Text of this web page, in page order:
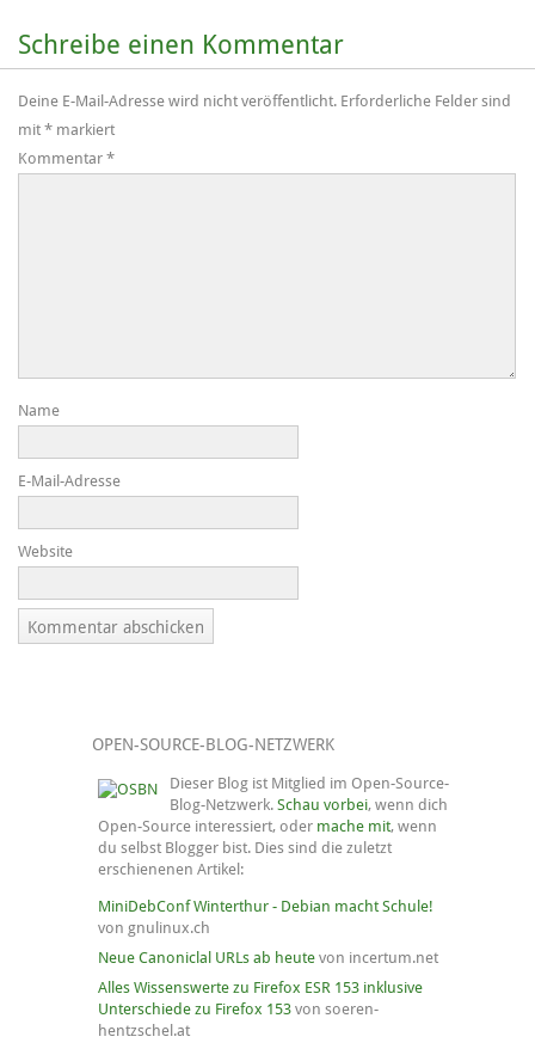
Schreibe einen Kommentar
Deine E-Mail-Adresse wird nicht veröffentlicht. Erforderliche Felder sind
mit * markiert
Kommentar *
Name
E-Mail-Adresse
Website
OPEN-SOURCE-BLOG-NETZWERK
Dieser Blog ist Mitglied im Open-Source-
Blog-Netzwerk. Schau vorbei, wenn dich
Open-Source interessiert, oder mache mit, wenn
du selbst Blogger bist. Dies sind die zuletzt
erschienenen Artikel:
MiniDebConf Winterthur - Debian macht Schule!
von gnulinux.ch
Neue Canoniclal URLs ab heutevon incertum.net
Alles Wissenswerte zu Firefox ESR 153 inklusive
Unterschiede zu Firefox 153von soeren-
hentzschel.at